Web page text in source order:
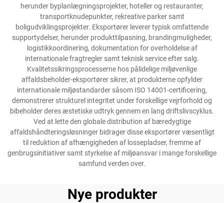
herunder byplanlægningsprojekter, hoteller og restauranter,
transportknudepunkter, rekreative parker samt
boligudviklingsprojekter. Eksportører leverer typisk omfattende
supportydelser, herunder produkttilpasning, brandingmuligheder,
logistikkoordinering, dokumentation for overholdelse af
internationale fragtregler samt teknisk service efter salg.
Kvalitetssikringsprocesserne hos pålidelige miljøvenlige
affaldsbeholder-eksportører sikrer, at produkterne opfylder
internationale miljøstandarder såsom ISO 14001-certificering,
demonstrerer strukturel integritet under forskellige vejrforhold og
bibeholder deres æstetiske udtryk gennem en lang driftslivscyklus.
Ved at lette den globale distribution af bæredygtige
affaldshåndteringsløsninger bidrager disse eksportører væsentligt
til reduktion af afhængigheden af lossepladser, fremme af
genbrugsinitiativer samt styrkelse af miljøansvar i mange forskellige
samfund verden over.
Nye produkter